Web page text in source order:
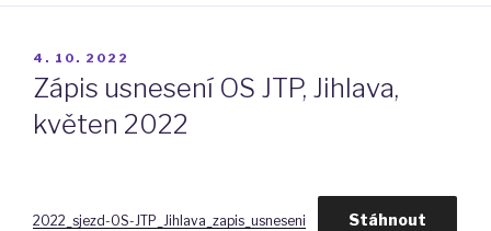
PUBLIKOVÁNO
4. 10. 2022
Zápis usnesení OS JTP, Jihlava,
květen 2022
2022_sjezd-OS-JTP_Jihlava_zapis_usneseni Stáhnout